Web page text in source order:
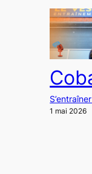
1 mai 2026